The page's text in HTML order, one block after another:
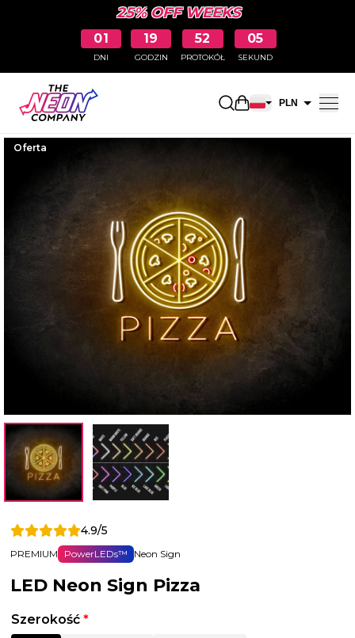
25% OFF WEEKS
01
DNI
19
GODZIN
52
PROTOKÓŁ
04
SEKUND
Otwarty koszyk
PLN
Oferta
4.9/5
PREMIUM PowerLEDs™ Neon Sign
LED Neon Sign Pizza
Szerokość *